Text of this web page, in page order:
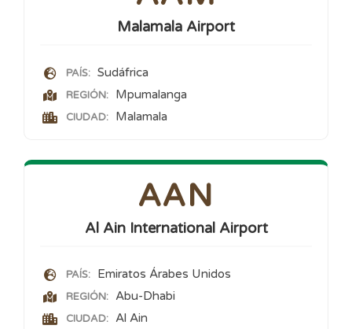
Malamala Airport
PAÍS: Sudáfrica
REGIÓN: Mpumalanga
CIUDAD: Malamala
AAN
Al Ain International Airport
PAÍS: Emiratos Árabes Unidos
REGIÓN: Abu-Dhabi
CIUDAD: Al Ain